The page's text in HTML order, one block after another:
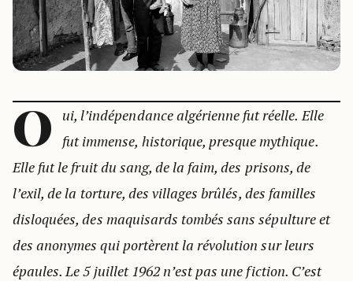
O
ui, l’indépendance algérienne fut réelle. Elle
fut immense, historique, presque mythique.
Elle fut le fruit du sang, de la faim, des prisons, de
l’exil, de la torture, des villages brûlés, des familles
disloquées, des maquisards tombés sans sépulture et
des anonymes qui portèrent la révolution sur leurs
épaules. Le 5 juillet 1962 n’est pas une fiction. C’est